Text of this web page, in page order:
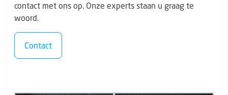
contact met ons op. Onze experts staan u graag te
woord.
Contact